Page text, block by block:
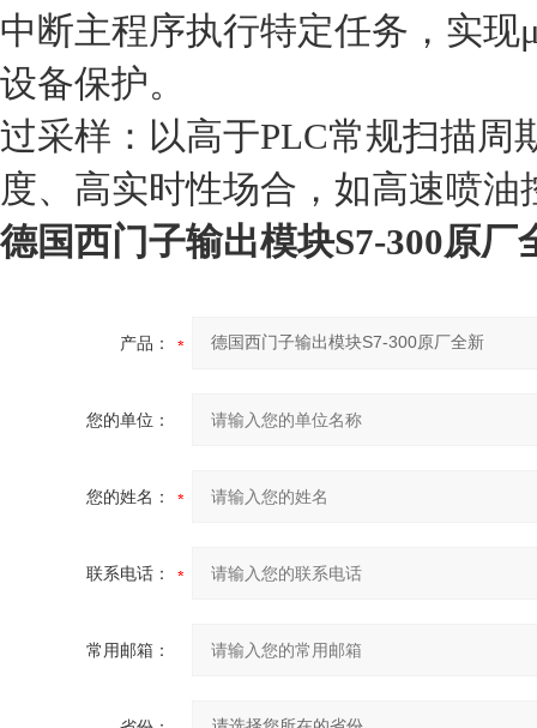
中断主程序执行特定任务，实
设备保护。‌‌
过采样‌：以高于PLC常规扫描周
度、高实时性场合‌，如高速喷
德国西门子输出模块S7-300原厂
产品：
您的单位：
您的姓名：
联系电话：
常用邮箱：